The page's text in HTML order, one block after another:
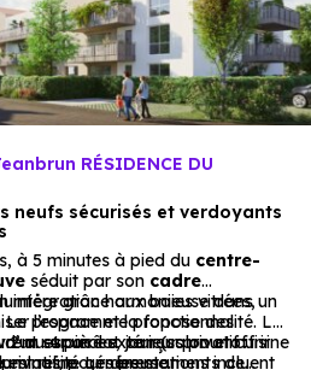
RÉSIDENCE DU
neufs sécurisés et verdoyants
à 5 minutes à pied du centre-
séduit par son cadre
intégration harmonieuse dans un
programme propose des
2 au 4 pièces, conçus pour offrir
généreuse.
grâce aux baies vitrées,
l’espace et la fonctionnalité. Les
sur un îlot jour (salon et cuisine
reine. Les prestations incluent
espace extérieur privatif :
pour des moments de